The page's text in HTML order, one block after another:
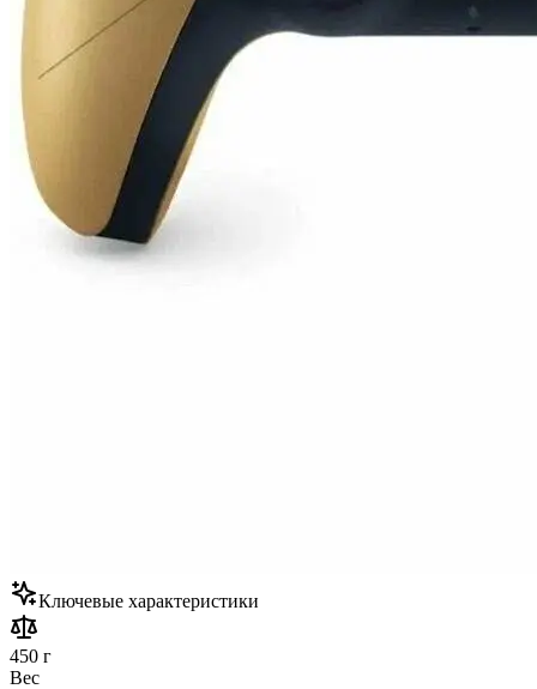
Ключевые характеристики
450 г
Вес